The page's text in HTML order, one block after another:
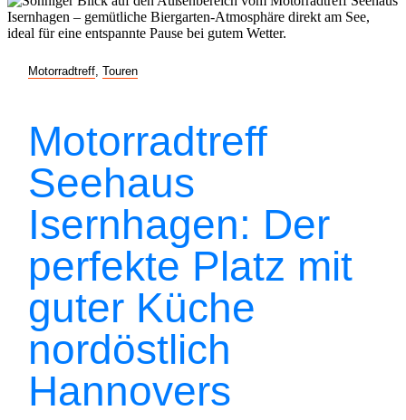
Motorradtreff Touren
Motorradtreff
Seehaus
Isernhagen: Der
perfekte Platz mit
guter Küche
nordöstlich
Hannovers